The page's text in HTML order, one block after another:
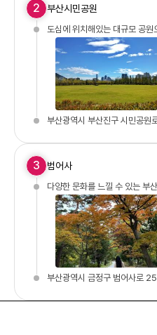
2 부산시민공원
도심에 위치해있는 대규모 공
부산광역시 부산진구 시민공원
3 범어사
다양한 문화를 느낄 수 있는 부
부산광역시 금정구 범어사로